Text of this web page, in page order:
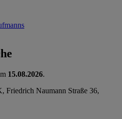
15.08.2026.
Friedrich Naumann Straße 36,